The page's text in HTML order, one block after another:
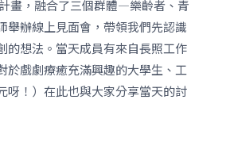
畫，融合了三個群體—樂齡者、青
舉辦線上見面會，帶領我們先認識
的想法。當天成員有來自長照工作
於戲劇療癒充滿興趣的大學生、工
呀！）在此也與大家分享當天的討